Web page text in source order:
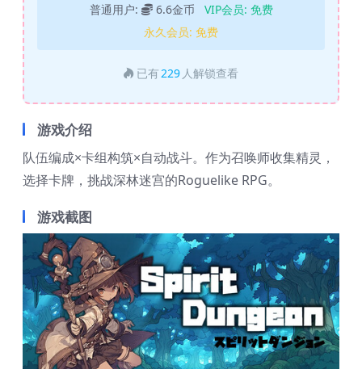
普通用户: 6.6金币 VIP会员: 免费
永久会员: 免费
已有229 人解锁查看
游戏介绍
队伍编成×卡组构筑×自动战斗。作为召唤师收集精灵，
选择卡牌，挑战深林迷宫的Roguelike RPG。
游戏截图